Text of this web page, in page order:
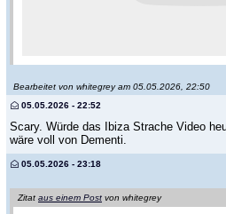
Bearbeitet von whitegrey am 05.05.2026, 22:50
05.05.2026 - 22:52
Scary. Würde das Ibiza Strache Video
wäre voll von Dementi.
05.05.2026 - 23:18
Zitat aus einem Post von whitegrey